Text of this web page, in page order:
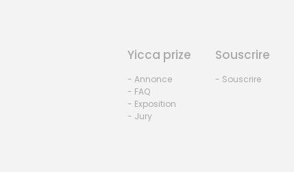
Yicca prize
- Annonce
- FAQ
- Exposition
- Jury
Souscrire
- Souscrire